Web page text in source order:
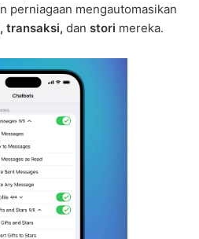
perniagaan mengautomasikan
transaksi, dan stori mereka.